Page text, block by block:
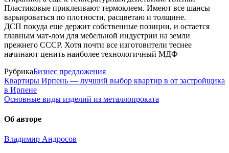
Пластиковые приклеивают термоклеем. Имеют все шансы
варьироваться по плотности, расцветаю и толщине.
ДСП покуда еще держит собственные позиции, и остается
главным мат-лом для мебельной индустрии на земли
прежнего СССР. Хотя почти все изготовители теснее
начинают ценить наиболее технологичный МДФ
РубрикаБизнес предложения
Квартиры Ирпень — лучший выбор квартир в от застройщика
в Ирпене
Основные виды изделий из металлопроката
Об авторе
Владимир Андросов